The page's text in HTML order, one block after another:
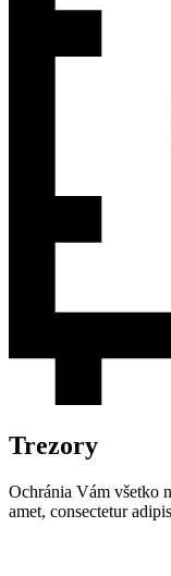
Trezory
Ochránia Vám všetko
amet, consectetur